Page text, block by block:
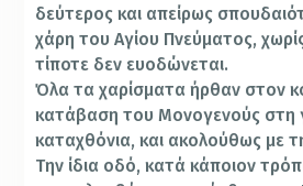
δεύτερος και απείρως
χάρη του Αγίου Πνεύματος,
τίποτε δεν ευοδώνεται.
Όλα τα χαρίσματα ήρθαν στον
κατάβαση του Μονογενούς στη
καταχθόνια, και ακολούθως με
Την ίδια οδό, κατά κάποιον